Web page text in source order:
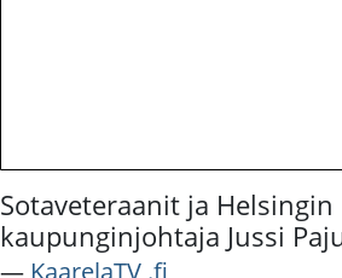
Sotaveteraanit ja Helsingin
kaupunginjohtaja Jussi
― KaarelaTV .fi